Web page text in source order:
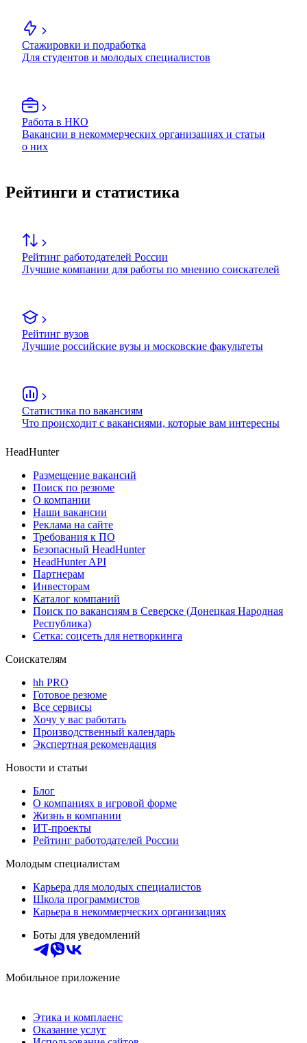
Стажировки и подработка
Для студентов и молодых специалистов
Работа в НКО
Вакансии в некоммерческих организациях и статьи
о них
Рейтинги и статистика
Рейтинг работодателей России
Лучшие компании для работы по мнению соискателей
Рейтинг вузов
Лучшие российские вузы и московские факультеты
Статистика по вакансиям
Что происходит с вакансиями, которые вам интересны
HeadHunter
Размещение вакансий
Поиск по резюме
О компании
Наши вакансии
Реклама на сайте
Требования к ПО
Безопасный HeadHunter
HeadHunter API
Партнерам
Инвесторам
Каталог компаний
Поиск по вакансиям в Северске (Донецкая Народная
Республика)
Сетка: соцсеть для нетворкинга
Соискателям
hh PRO
Готовое резюме
Все сервисы
Хочу у вас работать
Производственный календарь
Экспертная рекомендация
Новости и статьи
Блог
О компаниях в игровой форме
Жизнь в компании
ИТ-проекты
Рейтинг работодателей России
Молодым специалистам
Карьера для молодых специалистов
Школа программистов
Карьера в некоммерческих организациях
Боты для уведомлений
Мобильное приложение
Этика и комплаенс
Оказание услуг